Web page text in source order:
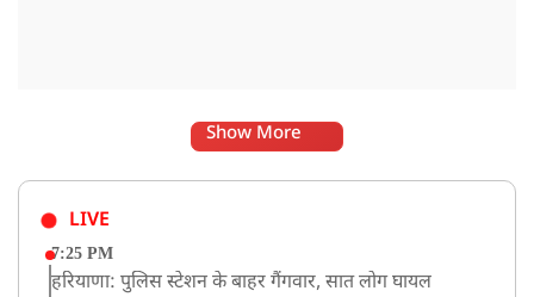
Show More
LIVE
7:25 PM
हरियाणा: पुलिस स्टेशन के बाहर गैंगवार, सात लोग घायल